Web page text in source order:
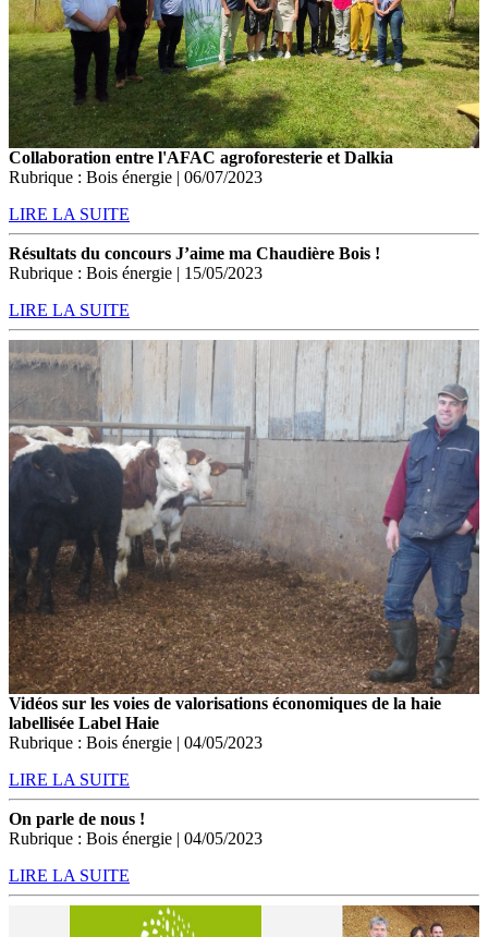
Collaboration entre l'AFAC agroforesterie et Dalkia
Rubrique : Bois énergie | 06/07/2023
LIRE LA SUITE
Résultats du concours J’aime ma Chaudière Bois !
Rubrique : Bois énergie | 15/05/2023
LIRE LA SUITE
Vidéos sur les voies de valorisations économiques de la haie
labellisée Label Haie
Rubrique : Bois énergie | 04/05/2023
LIRE LA SUITE
On parle de nous !
Rubrique : Bois énergie | 04/05/2023
LIRE LA SUITE